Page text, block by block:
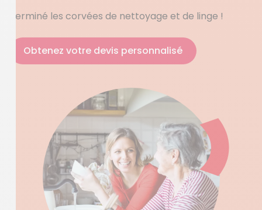
Terminé les corvées de nettoyage et de linge !
Obtenez votre devis personnalisé